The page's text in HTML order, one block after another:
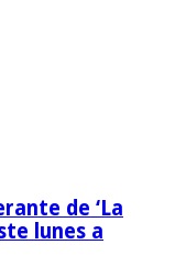
de ‘La
lunes a